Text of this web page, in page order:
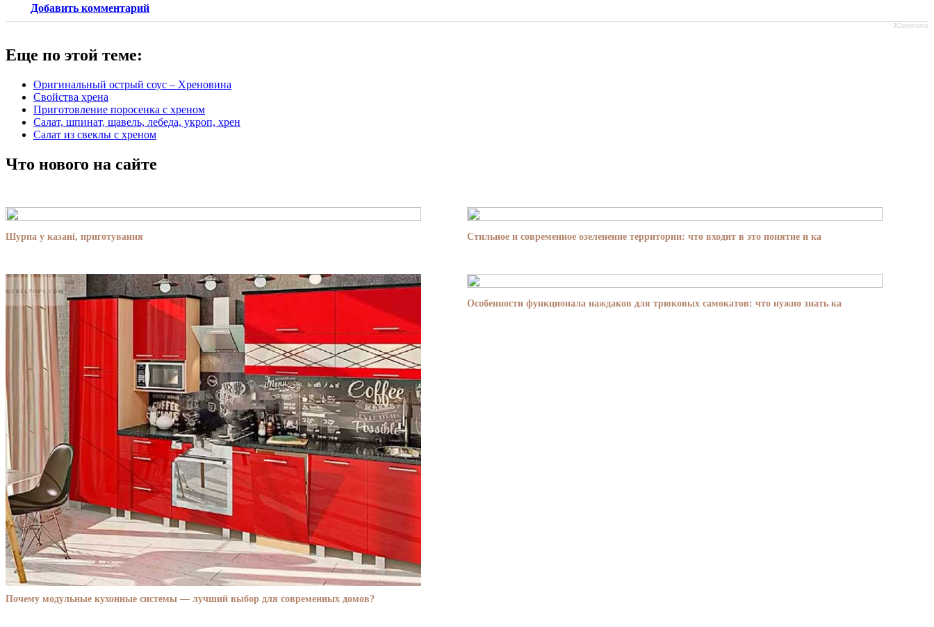
Добавить комментарий
JComments
Еще по этой теме:
Оригинальный острый соус – Хреновина
Свойства хрена
Приготовление поросенка с хреном
Салат, шпинат, щавель, лебеда, укроп, хрен
Салат из свеклы с хреном
Что нового на сайте
Шурпа у казані, приготування Стильное и современное озеленение территории: что входит в это понятие и ка
Почему модульные кухонные системы — лучший выбор для современных домов?
Особенности функционала наждаков для трюковых самокатов: что нужно знать ка